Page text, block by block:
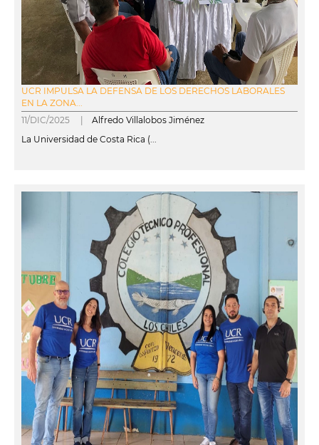
UCR IMPULSA LA DEFENSA DE LOS DERECHOS LABORALES
EN LA ZONA...
11/DIC/2025 | Alfredo Villalobos Jiménez
La Universidad de Costa Rica (...